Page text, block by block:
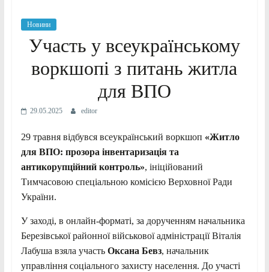
Новини
Участь у всеукраїнському
воркшопі з питань житла
для ВПО
29.05.2025 editor
29 травня відбувся всеукраїнський воркшоп «Житло
для ВПО: прозора інвентаризація та
антикорупційний контроль», ініційований
Тимчасовою спеціальною комісією Верховної Ради
України.
У заході, в онлайн-форматі, за дорученням начальника
Березівської районної військової адміністрації Віталія
Лабуша взяла участь Оксана Бевз, начальник
управління соціального захисту населення. До участі